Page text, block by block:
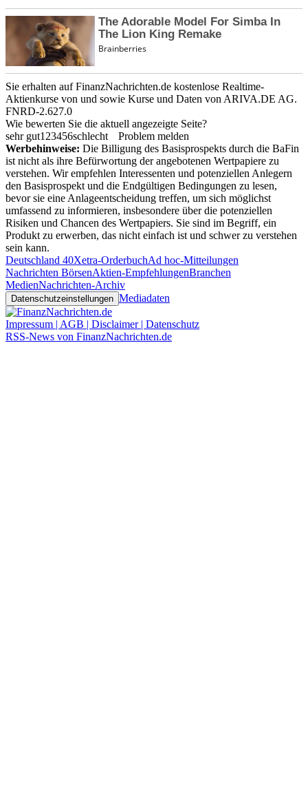
Sie erhalten auf FinanzNachrichten.de kostenlose Realtime-
Aktienkurse von und sowie Kurse und Daten von ARIVA.DE AG.
FNRD-2.627.0
Wie bewerten Sie die aktuell angezeigte Seite?
sehr gut1 23456schlecht
Problem melden
Werbehinweise: Die Billigung des Basisprospekts durch die BaFin
ist nicht als ihre Befürwortung der angebotenen Wertpapiere zu
verstehen. Wir empfehlen Interessenten und potenziellen Anlegern
den Basisprospekt und die Endgültigen Bedingungen zu lesen,
bevor sie eine Anlageentscheidung treffen, um sich möglichst
umfassend zu informieren, insbesondere über die potenziellen
Risiken und Chancen des Wertpapiers. Sie sind im Begriff, ein
Produkt zu erwerben, das nicht einfach ist und schwer zu verstehen
sein kann.
Deutschland 40Xetra-OrderbuchAd hoc-Mitteilungen
Nachrichten BörsenAktien-EmpfehlungenBranchen
MedienNachrichten-Archiv
Datenschutzeinstellungen Mediadaten
Impressum | AGB | Disclaimer | Datenschutz
RSS-News von FinanzNachrichten.de